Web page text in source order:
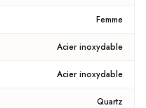
Femme
Acier inoxydable
Acier inoxydable
Quartz